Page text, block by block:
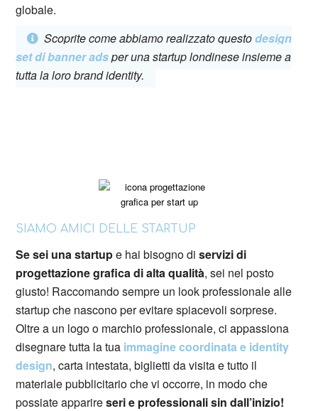
globale.
Scoprite come abbiamo realizzato questodesign
set di banner adsper una startup londinese insieme a
tutta la loro brand identity.
SIAMO AMICI DELLE STARTUP
Se sei una startupe hai bisogno diservizi di
progettazione grafica di alta qualità, sei nel posto
giusto! Raccomando sempre un look professionale alle
startup che nascono per evitare spiacevoli sorprese.
Oltre a un logo o marchio professionale, ci appassiona
disegnare tutta la tua immagine coordinata e identity
design, carta intestata, biglietti da visita e tutto il
materiale pubblicitario che vi occorre, in modo che
possiate apparireseri e professionali sin dall’inizio!